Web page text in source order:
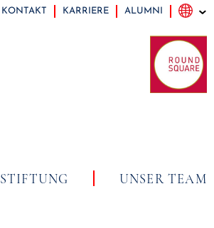
KONTAKT KARRIERE ALUMNI
STIFTUNG UNSER TEAM